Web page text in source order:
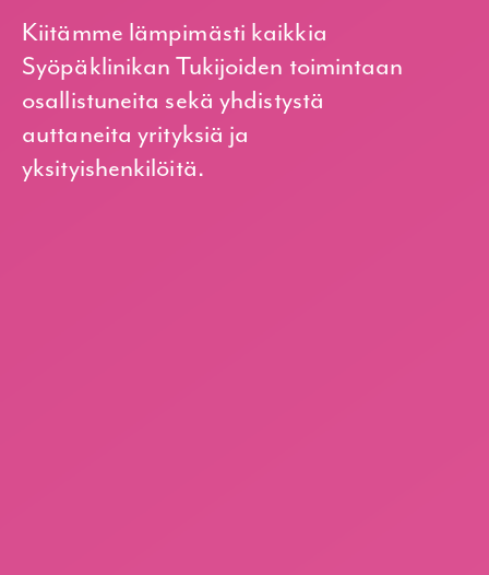
Kiitämme lämpimästi kaikkia
Syöpäklinikan Tukijoiden toimintaan
osallistuneita sekä yhdistystä
auttaneita yrityksiä ja
yksityishenkilöitä.